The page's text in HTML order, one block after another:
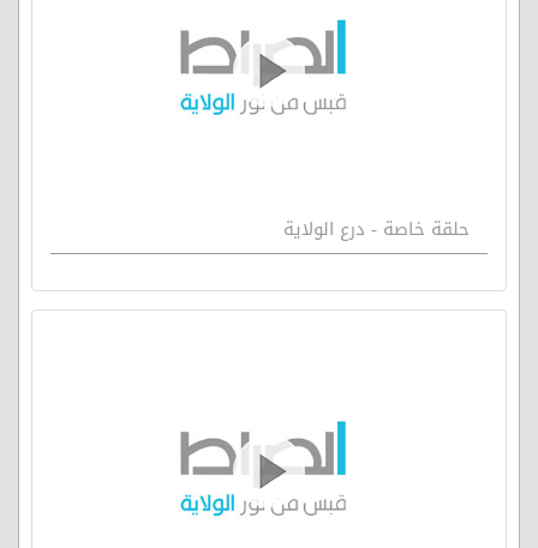
حلقة خاصة - درع الولاية